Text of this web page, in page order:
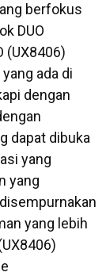
berfokus
DUO
(UX8406)
ada di
dengan
dapat dibuka
yang
yang
yang lebih